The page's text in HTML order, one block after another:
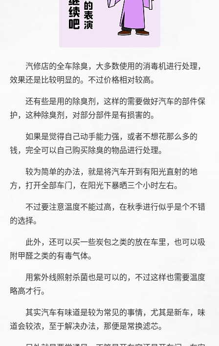
汽修店的全车除臭，大多数使用的消毒机进行处理，
效果还是比较明显的。不过价格相对较高。
还有些是用的除臭剂，这样的需要做好汽车的部件保
护，这种除臭剂，对部分部件是有损害的。
如果是觉得自己动手能力强，或者不想花那么多的
钱，完全可以自己购买除臭的物品进行处理。
较为简单的办法，就是将汽车开到有阳光直射的地
方，打开全部车门，在阳光下暴晒三个小时左右。
不过要注意温度不能过高，在秋季进行似乎是个不错
的选择。
此外，还可以买一些炭包之类的放在车里，也可以吸
附甲醛之类的有毒气体。
用紫外线照射杀菌也是可以的，不过这样也需要温度
略高才行。
其实汽车有味道是较为常见的事情，尤其是新车，味
道会较浓，至于解决办法，那便是常换滤芯。